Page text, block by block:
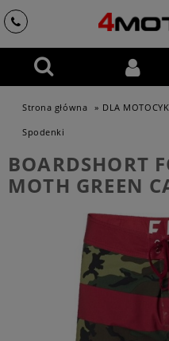
Strona główna » DLA
Spodenki
BOARDSHORT
MOTH GREEN